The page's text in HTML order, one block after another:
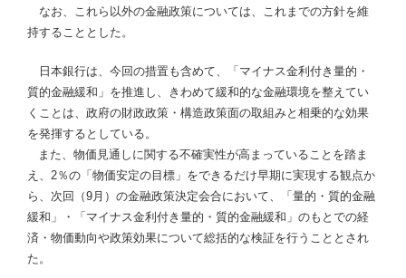
なお、これら以外の金融政策については、これまでの方針を維
持することとした。
日本銀行は、今回の措置も含めて、「マイナス金利付き量的・
質的金融緩和」を推進し、きわめて緩和的な金融環境を整えてい
くことは、政府の財政政策・構造政策面の取組みと相乗的な効果
を発揮するとしている。
また、物価見通しに関する不確実性が高まっていることを踏ま
え、2％の「物価安定の目標」をできるだけ早期に実現する観点か
ら、次回（9月）の金融政策決定会合において、「量的・質的金融
緩和」・「マイナス金利付き量的・質的金融緩和」のもとでの経
済・物価動向や政策効果について総括的な検証を行うこととされ
た。